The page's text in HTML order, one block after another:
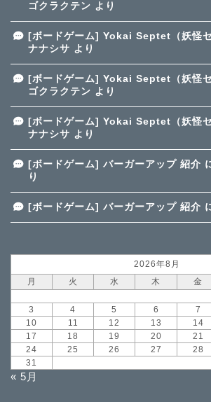
ゴクラクテン より
[ボードゲーム] Yokai Septet（妖怪
ナナシサ より
[ボードゲーム] Yokai Septet（妖怪
ゴクラクテン より
[ボードゲーム] Yokai Septet（妖怪
ナナシサ より
[ボードゲーム] バーガーアップ 紹介
り
[ボードゲーム] バーガーアップ 紹介
2026年8月
月
火 水 木 金
3
4 5 6 7
10
11 12 13 14
17
18 19 20 21
24
25 26 27 28
31
« 5月